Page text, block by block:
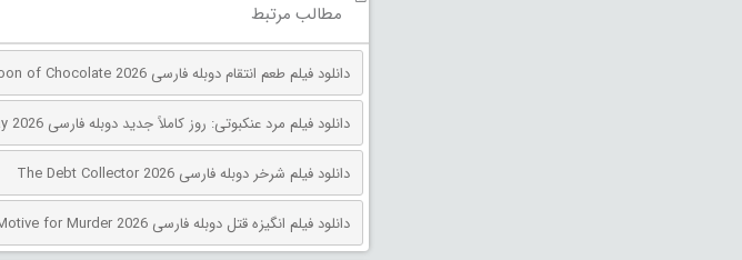
مطالب مرتبط
دانلود فیلم طعم انتقام دوبله فارسی One Spoon of Chocolate 2026
دانلود فیلم مرد عنکبوتی: روز کاملاً جدید دوبله فارسی Spider-Man: Brand New Day 2026
دانلود فیلم شرخر دوبله فارسی The Debt Collector 2026
دانلود فیلم انگیزه قتل دوبله فارسی M4M: Motive for Murder 2026